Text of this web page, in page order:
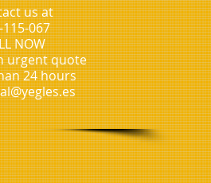
us at
067
NOW
urgent quote
24 hours